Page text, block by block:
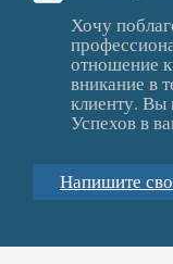
Хочу
отношение
вникание в
клиенту.
Успехов в
Напишите